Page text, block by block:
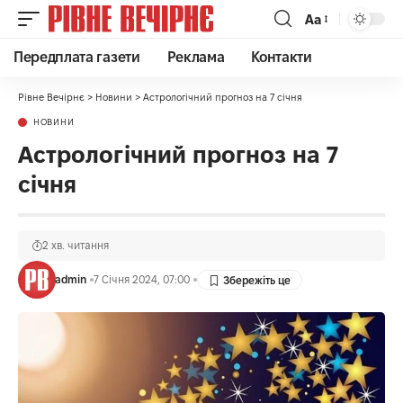
Аа
Передплата газети Реклама Контакти
Рівне Вечірнє > Новини > Астрологічний прогноз на 7 січня
НОВИНИ
Астрологічний прогноз на 7
січня
admin 7 Січня 2024, 07:00
2 хв. читання